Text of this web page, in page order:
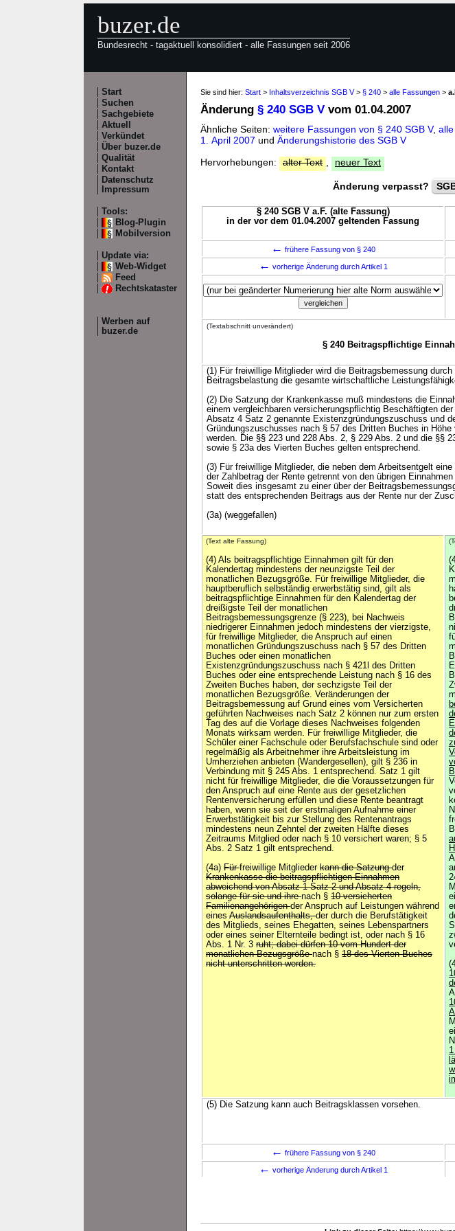
buzer.de
Bundesrecht - tagaktuell konsolidiert - alle Fassungen seit 2006
Start
Suchen
Sachgebiete
Aktuell
Verkündet
Über buzer.de
Qualität
Kontakt
Datenschutz
Impressum
Tools:
Blog-Plugin
Mobilversion
Update via:
Web-Widget
Feed
Rechtskataster
Werben auf
buzer.de
Sie sind hier: Start > Inhaltsverzeichnis SGB V> § 240 > alle Fassungen >
Änderung § 240 SGB V vom 01.04.2007
Ähnliche Seiten: weitere Fassungen von § 240 SGB V,
1. April 2007 und Änderungshistorie des SGB V
Hervorhebungen:
alter Text neuer Text
Änderung verpasst?
§ 240 SGB V a.F. (alte Fassung)
in der vor dem 01.04.2007 geltenden Fassung
← frühere Fassung von § 240
← vorherige Änderung durch Artikel 1
(Textabschnitt unverändert)
§ 240 Beitragspflichtige
(1) Für freiwillige Mitglieder wird die Beitragsbemessung
Beitragsbelastung die gesamte wirtschaftliche
(2) Die Satzung der Krankenkasse muß mindestens die
einem vergleichbaren versicherungspflichtig Beschäftigten
Absatz 4 Satz 2 genannte Existenzgründungszuschuss und
Gründungszuschusses nach § 57 des Dritten Buches in
werden. Die §§ 223 und 228 Abs. 2, § 229 Abs. 2 und die §§
sowie § 23a des Vierten Buches gelten entsprechend.
(3) Für freiwillige Mitglieder, die neben dem Arbeitsentgelt
der Zahlbetrag der Rente getrennt von den übrigen
Soweit dies insgesamt zu einer über der
statt des entsprechenden Beitrags aus der Rente nur der
(3a) (weggefallen)
(Text alte Fassung)
(4) Als beitragspflichtige Einnahmen gilt für den
Kalendertag mindestens der neunzigste Teil der
monatlichen Bezugsgröße. Für freiwillige Mitglieder, die
hauptberuflich selbständig erwerbstätig sind, gilt als
beitragspflichtige Einnahmen für den Kalendertag der
dreißigste Teil der monatlichen
Beitragsbemessungsgrenze (§ 223), bei Nachweis
niedrigerer Einnahmen jedoch mindestens der vierzigste,
für freiwillige Mitglieder, die Anspruch auf einen
monatlichen Gründungszuschuss nach § 57 des Dritten
Buches oder einen monatlichen
Existenzgründungszuschuss nach § 421l des Dritten
Buches oder eine entsprechende Leistung nach § 16 des
Zweiten Buches haben, der sechzigste Teil der
monatlichen Bezugsgröße. Veränderungen der
Beitragsbemessung auf Grund eines vom Versicherten
geführten Nachweises nach Satz 2 können nur zum ersten
Tag des auf die Vorlage dieses Nachweises folgenden
Monats wirksam werden. Für freiwillige Mitglieder, die
Schüler einer Fachschule oder Berufsfachschule sind oder
regelmäßig als Arbeitnehmer ihre Arbeitsleistung im
Umherziehen anbieten (Wandergesellen), gilt § 236 in
Verbindung mit § 245 Abs. 1 entsprechend. Satz 1 gilt
nicht für freiwillige Mitglieder, die die Voraussetzungen für
den Anspruch auf eine Rente aus der gesetzlichen
Rentenversicherung erfüllen und diese Rente beantragt
haben, wenn sie seit der erstmaligen Aufnahme einer
Erwerbstätigkeit bis zur Stellung des Rentenantrags
mindestens neun Zehntel der zweiten Hälfte dieses
Zeitraums Mitglied oder nach § 10 versichert waren; § 5
Abs. 2 Satz 1 gilt entsprechend.
(4a) Fürfreiwillige Mitglieder kann die Satzungder
Krankenkasse die beitragspflichtigen Einnahmen
abweichend von Absatz 1 Satz 2 und Absatz 4 regeln,
solange für sie und ihrenach § 10 versicherten
Familienangehörigender Anspruch auf Leistungen während
eines Auslandsaufenthalts,der durch die Berufstätigkeit
des Mitglieds, seines Ehegatten, seines Lebenspartners
oder eines seiner Elternteile bedingt ist, oder nach § 16
Abs. 1 Nr. 3 ruht; dabei dürfen 10 vom Hundert der
monatlichen Bezugsgrößenach § 18 des Vierten Buches
nicht unterschritten werden.
(5) Die Satzung kann auch Beitragsklassen vorsehen.
← frühere Fassung von § 240
← vorherige Änderung durch Artikel 1